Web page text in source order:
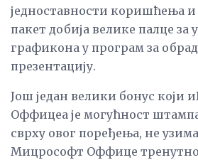
једноставности коришћења
пакет добија велике палце за
графикона у програм за
презентацију.
Још један велики бонус који
Оффицеа је могућност
сврху овог поређења, не
Мицрософт Оффице